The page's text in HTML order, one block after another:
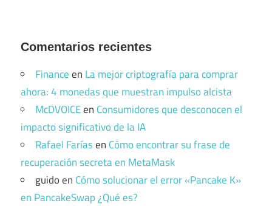
Comentarios recientes
Financeen La mejor criptografía para comprar
ahora: 4 monedas que muestran impulso alcista
McDVOICEen Consumidores que desconocen el
impacto significativo de la IA
Rafael Faríasen Cómo encontrar su frase de
recuperación secreta en MetaMask
guidoen Cómo solucionar el error «Pancake K»
en PancakeSwap ¿Qué es?